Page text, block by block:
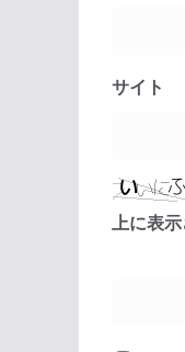
サイト
上に表示